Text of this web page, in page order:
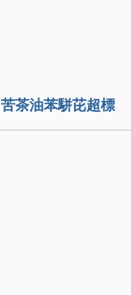
苦茶油苯駢芘超標